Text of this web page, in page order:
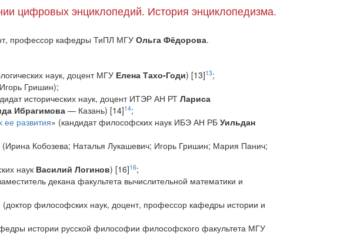
цифровых энциклопедий. История энциклопедизма.
профессор кафедры ТиПЛ МГУ Ольга Фёдорова.
наук, доцент МГУ Елена Тахо-Годи) [13]13;
Гришин);
исторических наук, доцент ИТЭР АН РТ Лариса
Ибрагимова — Казань) [14]14;
ее развития» (кандидат философских наук ИБЭ АН РБ Уильдан
(Ирина Кобозева; Наталья Лукашевич; Игорь Гришин; Мария Панич;
наук Василий Логинов) [16]16;
декана факультета вычислительной математики и
философских наук, доцент, профессор кафедры истории и
истории русской философии философского факультета МГУ